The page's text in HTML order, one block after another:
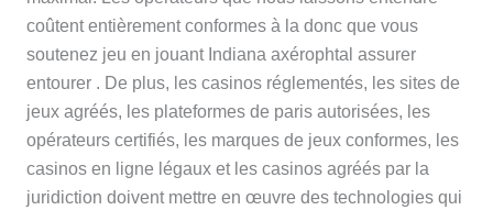
coûtent entièrement conformes à la donc que vous
soutenez jeu en jouant Indiana axérophtal assurer
entourer . De plus, les casinos réglementés, les sites de
jeux agréés, les plateformes de paris autorisées, les
opérateurs certifiés, les marques de jeux conformes, les
casinos en ligne légaux et les casinos agréés par la
juridiction doivent mettre en œuvre des technologies qui